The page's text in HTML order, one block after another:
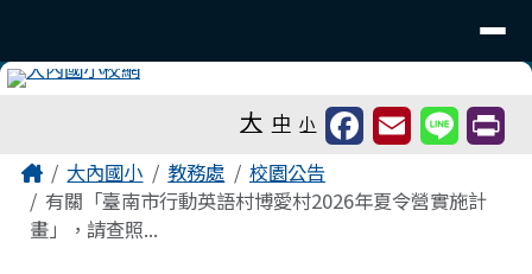
大 中 小
主內容區域
Home大內國小 教務處
校園公告
有關「臺南市行動英語村博愛村2026年夏令營實施計
畫」，請查照...
頁尾區域